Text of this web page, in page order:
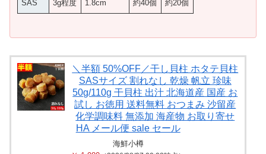
SAS 3g程度 1.8cm 約40個 約20個
＼半額 50%OFF／干し貝柱 ホタテ貝柱
SASサイズ 割れなし 乾燥 帆立 珍味
50g/110g 干貝柱 出汁 北海道産 国産 お
試し お徳用 送料無料 おつまみ 沙留産
化学調味料 無添加 海産物 お取り寄せ
HA メール便 sale セール
海鮮小樽